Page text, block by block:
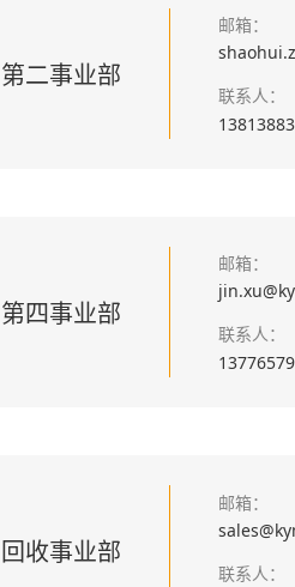
第二事业部
邮箱：
联系人：
第四事业部
邮箱：
联系人：
回收事业部
邮箱：
联系人：